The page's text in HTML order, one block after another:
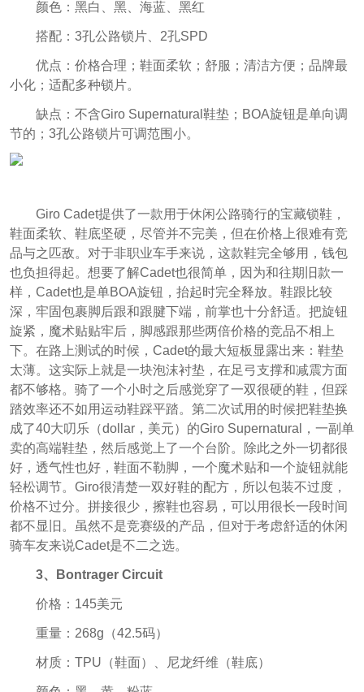
颜色：黑白、黑、海蓝、黑红
搭配：3孔公路锁片、2孔SPD
优点：价格合理；鞋面柔软；舒服；清洁方便；品牌最
小化；适配多种锁片。
缺点：不含Giro Supernatural鞋垫；BOA旋钮是单向调
节的；3孔公路锁片可调范围小。
Giro Cadet提供了一款用于休闲公路骑行的宝藏锁鞋，
鞋面柔软、鞋底坚硬，尽管并不完美，但在价格上很难有竞
品与之匹敌。对于非职业车手来说，这款鞋完全够用，钱包
也负担得起。想要了解Cadet也很简单，因为和往期旧款一
样，Cadet也是单BOA旋钮，抬起时完全释放。鞋跟比较
深，牢固包裹脚后跟和跟腱下端，前掌也十分舒适。把旋钮
旋紧，魔术贴贴牢后，脚感跟那些两倍价格的竞品不相上
下。在路上测试的时候，Cadet的最大短板显露出来：鞋垫
太薄。这实际上就是一块泡沫衬垫，在足弓支撑和减震方面
都不够格。骑了一个小时之后感觉穿了一双很硬的鞋，但踩
踏效率还不如用运动鞋踩平踏。第二次试用的时候把鞋垫换
成了40大叨乐（dollar，美元）的Giro Supernatural，一副单
卖的高端鞋垫，然后感觉上了一个台阶。除此之外一切都很
好，透气性也好，鞋面不勒脚，一个魔术贴和一个旋钮就能
轻松调节。Giro很清楚一双好鞋的配方，所以包装不过度，
价格不过分。拼接很少，擦鞋也容易，可以用很长一段时间
都不显旧。虽然不是竞赛级的产品，但对于考虑舒适的休闲
骑车友来说Cadet是不二之选。
3、Bontrager Circuit
价格：145美元
重量：268g（42.5码）
材质：TPU（鞋面）、尼龙纤维（鞋底）